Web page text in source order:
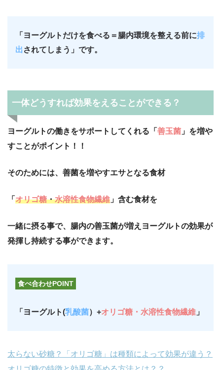
「ヨーグルトだけを食べる＝腸内環境を整える前に排
出 されてしまう」です。
一体どうすれば効果をえることができる？
ヨーグルトの働きをサポートしてくれる「 善玉菌 」を増や
すことがポイント！！
そのためには、善菌を増やすエサとなる食材
「 オリゴ糖・水溶性食物繊維 」含む食材を
一緒に摂る事で、腸内の善玉菌が増えヨーグルトの効果が
発揮し持続する事ができます。
食べ合わせPOINT
「ヨーグルト(乳酸菌）+オリゴ糖・水溶性食物繊維 」
太らない砂糖？「オリゴ糖」は種類によって効果が違う？